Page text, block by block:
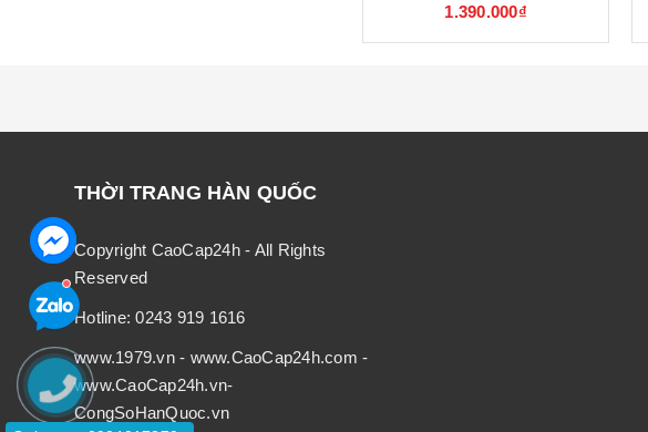
1.390.000₫
THỜI TRANG HÀN QUỐC
Copyright CaoCap24h - All Rights
Reserved
Hotline:0243 919 1616
www.1979.vn- www.CaoCap24h.com -
www.CaoCap24h.vn-
CongSoHanQuoc.vn